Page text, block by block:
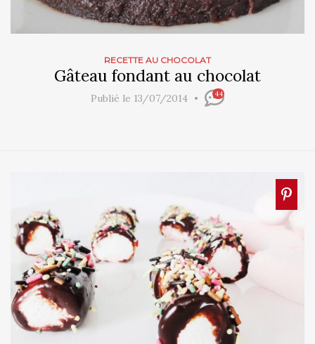
RECETTE AU CHOCOLAT
Gâteau fondant au chocolat
Publié le 13/07/2014 44